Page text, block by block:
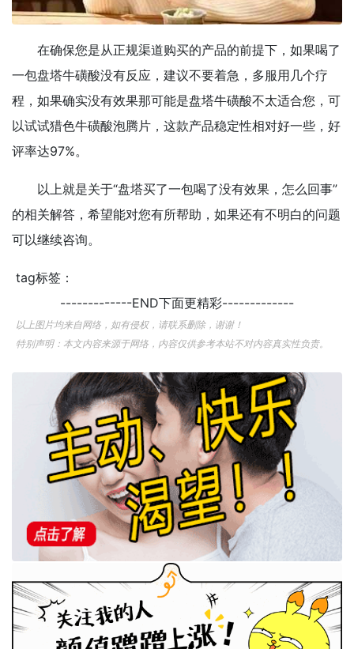
在确保您是从正规渠道购买的产品的前提下，如果喝了
一包盘塔牛磺酸没有反应，建议不要着急，多服用几个疗
程，如果确实没有效果那可能是盘塔牛磺酸不太适合您，可
以试试猎色牛磺酸泡腾片，这款产品稳定性相对好一些，好
评率达97%。
以上就是关于“盘塔买了一包喝了没有效果，怎么回事”
的相关解答，希望能对您有所帮助，如果还有不明白的问题
可以继续咨询。
tag标签：
-------------END下面更精彩-------------
以上图片均来自网络，如有侵权，请联系删除，谢谢！
特别声明：本文内容来源于网络，内容仅供参考本站不对内容真实性负责。